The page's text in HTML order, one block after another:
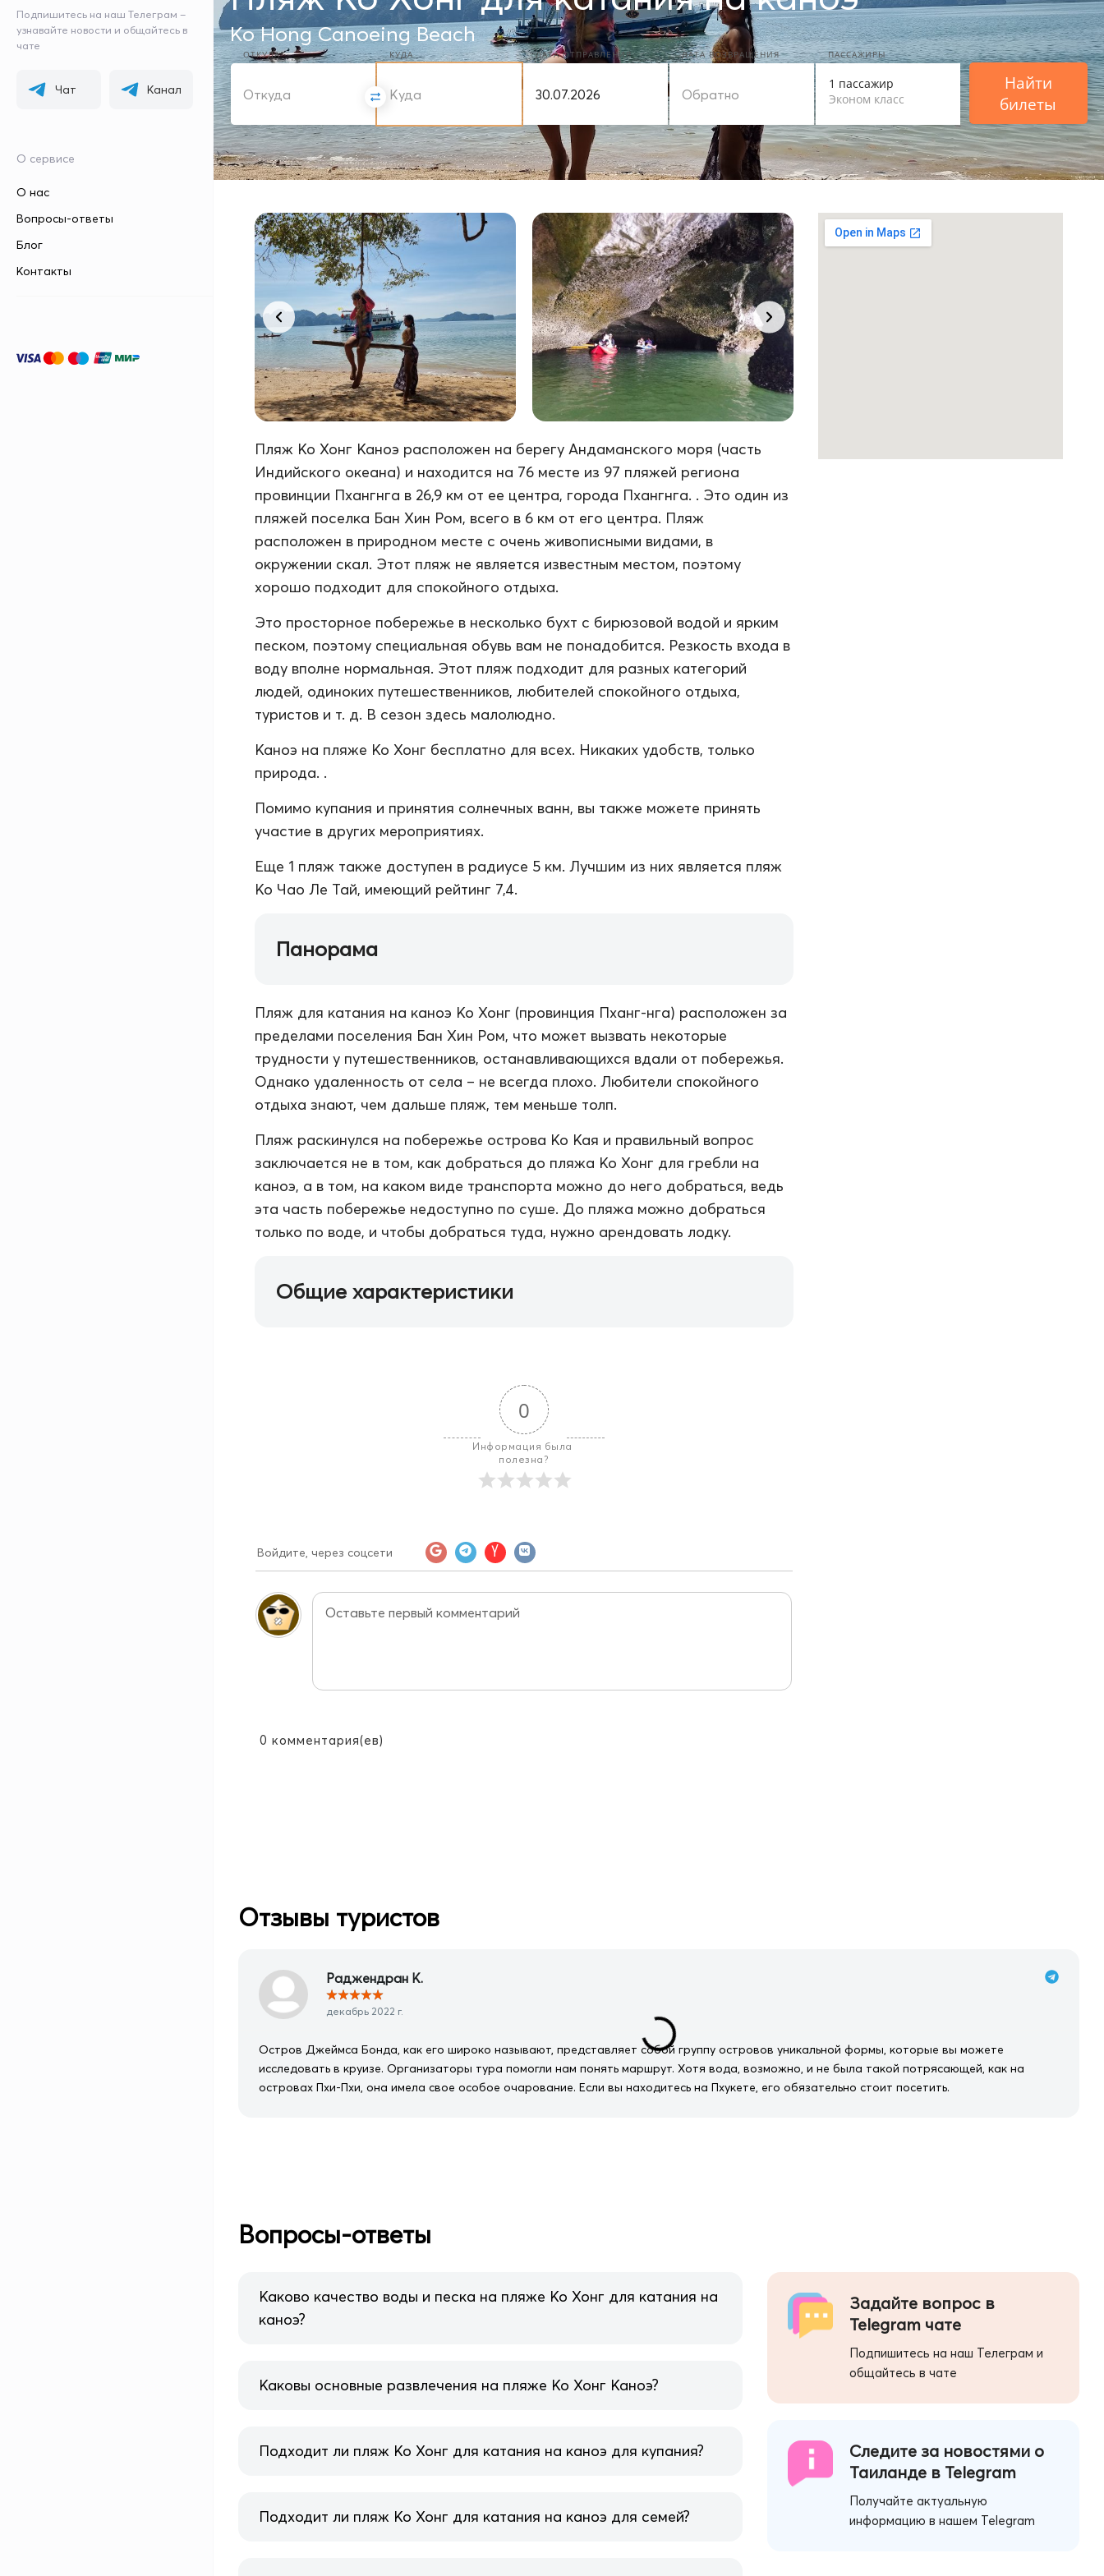
Подпишитесь на наш Телеграм –
узнавайте новости и общайтесь в
чате
Чат Канал
О сервисе
О нас
Вопросы-ответы
Блог
Контакты
Ko Hong Canoeing Beach
ОТКУДА КУДА ДАТА ОТПРАВЛЕНИЯ ДАТА ВОЗВРАЩЕНИЯ ПАССАЖИРЫ
1 пассажир
Эконом класс
Найти
билеты
Пляж Ко Хонг Каноэ расположен на берегу Андаманского моря (часть
Индийского океана) и находится на 76 месте из 97 пляжей региона
провинции Пхангнга в 26,9 км от ее центра, города Пхангнга. . Это один из
пляжей поселка Бан Хин Ром, всего в 6 км от его центра. Пляж
расположен в природном месте с очень живописными видами, в
окружении скал. Этот пляж не является известным местом, поэтому
хорошо подходит для спокойного отдыха.
Это просторное побережье в несколько бухт с бирюзовой водой и ярким
песком, поэтому специальная обувь вам не понадобится. Резкость входа в
воду вполне нормальная. Этот пляж подходит для разных категорий
людей, одиноких путешественников, любителей спокойного отдыха,
туристов и т. д. В сезон здесь малолюдно.
Каноэ на пляже Ко Хонг бесплатно для всех. Никаких удобств, только
природа. .
Помимо купания и принятия солнечных ванн, вы также можете принять
участие в других мероприятиях.
Еще 1 пляж также доступен в радиусе 5 км. Лучшим из них является пляж
Ко Чао Ле Тай, имеющий рейтинг 7,4.
Панорама
Пляж для катания на каноэ Ко Хонг (провинция Пханг-нга) расположен за
пределами поселения Бан Хин Ром, что может вызвать некоторые
трудности у путешественников, останавливающихся вдали от побережья.
Однако удаленность от села – не всегда плохо. Любители спокойного
отдыха знают, чем дальше пляж, тем меньше толп.
Пляж раскинулся на побережье острова Ко Кая и правильный вопрос
заключается не в том, как добраться до пляжа Ко Хонг для гребли на
каноэ, а в том, на каком виде транспорта можно до него добраться, ведь
эта часть побережье недоступно по суше. До пляжа можно добраться
только по воде, и чтобы добраться туда, нужно арендовать лодку.
Общие характеристики
0
Информация была
полезна?
Войдите, через соцсети
0 комментария(ев)
Отзывы туристов
Раджендран К.
★★★★★
декабрь 2022 г.
Остров Джеймса Бонда, как его широко называют, представляет собой группу островов уникальной формы, которые вы можете
исследовать в круизе. Организаторы тура помогли нам понять маршрут. Хотя вода, возможно, и не была такой потрясающей, как на
островах Пхи-Пхи, она имела свое особое очарование. Если вы находитесь на Пхукете, его обязательно стоит посетить.
Вопросы-ответы
Каково качество воды и песка на пляже Ко Хонг для катания на
каноэ?
Каковы основные развлечения на пляже Ко Хонг Каноэ?
Подходит ли пляж Ко Хонг для катания на каноэ для купания?
Подходит ли пляж Ко Хонг для катания на каноэ для семей?
Задайте вопрос в
Telegram чате
Подпишитесь на наш Телеграм и
общайтесь в чате
Следите за новостями о
Таиланде в Telegram
Получайте актуальную
информацию в нашем Telegram